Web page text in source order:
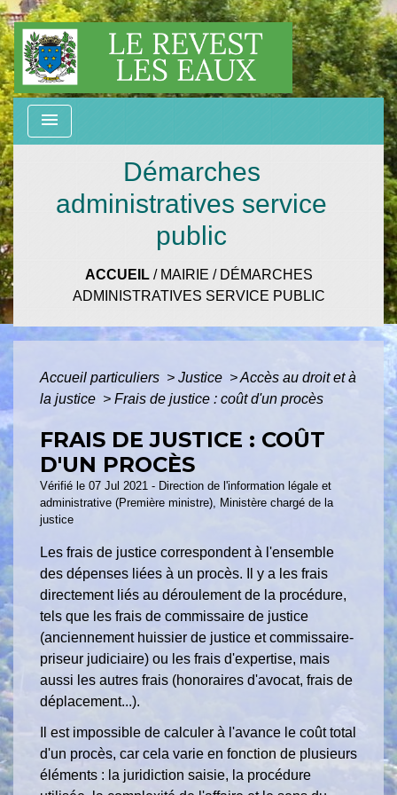
menu
Démarches
administratives service
public
ACCUEIL/ MAIRIE / DÉMARCHES
ADMINISTRATIVES SERVICE PUBLIC
Accueil particuliers > Justice >Accès au droit et à
la justice > Frais de justice : coût d'un procès
FRAIS DE JUSTICE : COÛT
D'UN PROCÈS
Vérifié le 07 Jul 2021 - Direction de l'information légale et
administrative (Première ministre), Ministère chargé de la
justice
Les frais de justice correspondent à l'ensemble
des dépenses liées à un procès. Il y a les frais
directement liés au déroulement de la procédure,
tels que les frais de commissaire de justice
(anciennement huissier de justice et commissaire-
priseur judiciaire) ou les frais d'expertise, mais
aussi les autres frais (honoraires d'avocat, frais de
déplacement...).
Il est impossible de calculer à l'avance le coût total
d'un procès, car cela varie en fonction de plusieurs
éléments : la juridiction saisie, la procédure